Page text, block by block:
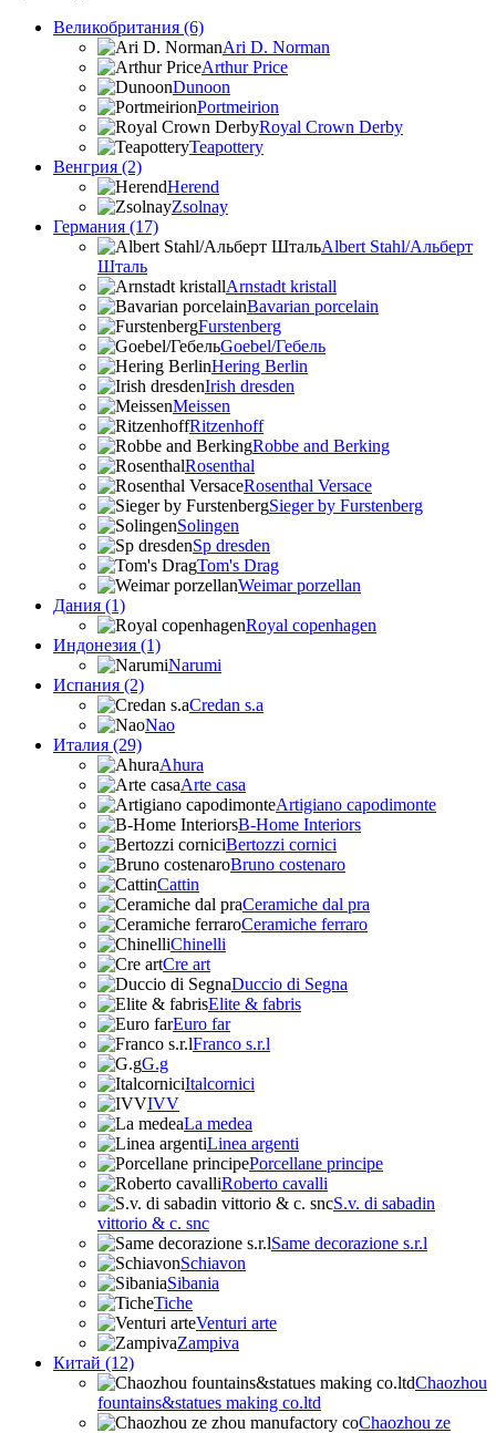
Великобритания (6)
Ari D. Norman
Arthur Price
Dunoon
Portmeirion
Royal Crown Derby
Teapottery
Венгрия (2)
Herend
Zsolnay
Германия (17)
Albert Stahl/Альбеpт
Шталь
Arnstadt kristall
Bavarian porcelain
Furstenberg
Goebel/Гебель
Hering Berlin
Irish dresden
Meissen
Ritzenhoff
Robbe and Berking
Rosenthal
Rosenthal Versace
Sieger by Furstenberg
Solingen
Sp dresden
Tom's Drag
Weimar porzellan
Дания (1)
Royal copenhagen
Индонезия (1)
Narumi
Испания (2)
Credan s.a
Nao
Италия (29)
Ahura
Arte casa
Artigiano capodimonte
B-Home Interiors
Bertozzi cornici
Bruno costenaro
Cattin
Ceramiche dal pra
Ceramiche ferraro
Chinelli
Cre art
Duccio di Segna
Elite & fabris
Euro far
Franco s.r.l
G.g
Italcornici
IVV
La medea
Linea argenti
Porcellane principe
Roberto cavalli
S.v. di sabadin
vittorio & c. snc
Same decorazione s.r.l
Schiavon
Sibania
Tiche
Venturi arte
Zampiva
Китай (12)
Chaozhou
fountains&statues making co.ltd
Chaozhou ze